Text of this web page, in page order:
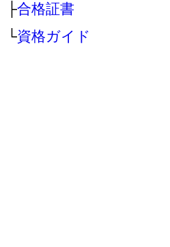
├合格証書
└資格ガイド